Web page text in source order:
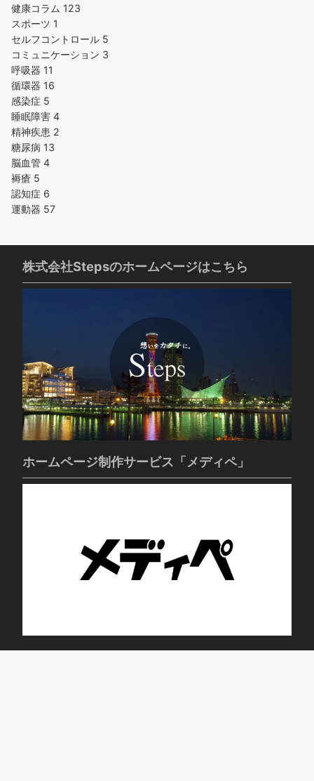
健康コラム 123
スポーツ 1
セルフコントロール 5
コミュニケーション 3
呼吸器 11
循環器 16
感染症 5
睡眠障害 4
精神疾患 2
糖尿病 13
脳血管 4
褥瘡 5
認知症 6
運動器 57
株式会社Stepsのホームページはこちら
ホームページ制作サービス「メディペ」